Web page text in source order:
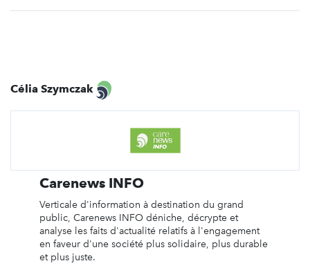
Célia Szymczak
Carenews INFO
Verticale d'information à destination du grand
public, Carenews INFO déniche, décrypte et
analyse les faits d'actualité relatifs à l'engagement
en faveur d'une société plus solidaire, plus durable
et plus juste.